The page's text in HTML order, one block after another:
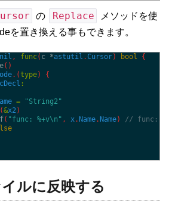
の Replace
メソッドを使
を置き換える事もできます。
nil , func( c *astutil .Cursor) bool
{
( )
. (type)
{
:
=
"String2"
(&x2 )
( "func: %+v\n" , x.Name.Name)
// func:
ルに反映する